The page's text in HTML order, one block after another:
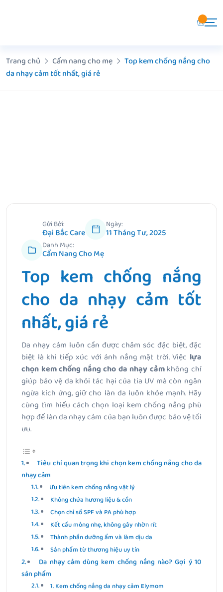
Trang chủ
Cẩm nang cho mẹ
Top kem chống nắng cho
da nhạy cảm tốt nhất, giá rẻ
Gửi Bởi:
Đại Bắc Care
Ngày:
11 Tháng Tư, 2025
Danh Mục:
Cẩm Nang Cho Mẹ
Top kem chống nắng
cho da nhạy cảm tốt
nhất, giá rẻ
Da nhạy cảm luôn cần được chăm sóc đặc biệt, đặc
biệt là khi tiếp xúc với ánh nắng mặt trời. Việc lựa
chọn kem chống nắng cho da nhạy cảmkhông chỉ
giúp bảo vệ da khỏi tác hại của tia UV mà còn ngăn
ngừa kích ứng, giữ cho làn da luôn khỏe mạnh. Hãy
cùng tìm hiểu cách chọn loại kem chống nắng phù
hợp để làn da nhạy cảm của bạn luôn được bảo vệ tối
ưu.
Tiêu chí quan trọng khi chọn kem chống nắng cho da
nhạy cảm
Ưu tiên kem chống nắng vật lý
Không chứa hương liệu & cồn
Chọn chỉ số SPF và PA phù hợp
Kết cấu mỏng nhẹ, không gây nhờn rít
Thành phần dưỡng ẩm và làm dịu da
Sản phẩm từ thương hiệu uy tín
Da nhạy cảm dùng kem chống nắng nào? Gợi ý 10
sản phẩm
1. Kem chống nắng da nhạy cảm Elymom